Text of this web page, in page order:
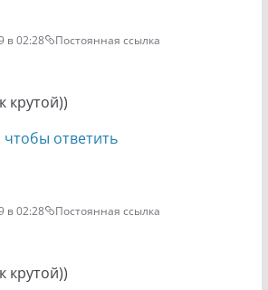
в 02:28 Постоянная ссылка
крутой))
чтобы ответить
в 02:28 Постоянная ссылка
крутой))